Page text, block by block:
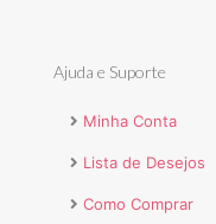
Ajuda e Suporte
Minha Conta
Lista de Desejos
Como Comprar